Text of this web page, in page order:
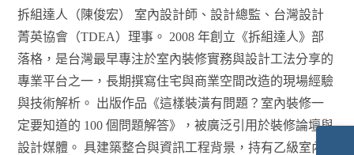
拆組達人（陳俊宏） 室內設計師、設計總監、台灣設計
菁英協會（TDEA）理事。 2008 年創立《拆組達人》部
落格，是台灣最早專注於室內裝修實務與設計工法分享的
專業平台之一，長期撰寫住宅與商業空間改造的現場經驗
與技術解析。 出版作品《這樣裝潢有問題？室內裝修一
定要知道的 100 個問題解答》，被廣泛引用於裝修論壇與
設計媒體。 具建築整合與資訊工程背景，持有乙級室內